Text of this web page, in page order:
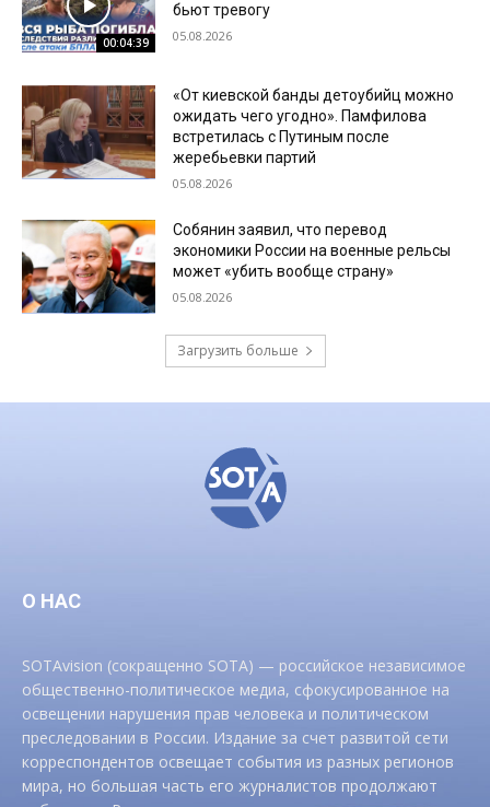
00:04:39
бьют тревогу
05.08.2026
«От киевской банды детоубийц можно
ожидать чего угодно». Памфилова
встретилась с Путиным после
жеребьевки партий
05.08.2026
Собянин заявил, что перевод
экономики России на военные рельсы
может «убить вообще страну»
05.08.2026
Загрузить больше
О НАС
SOTAvision (сокращенно SOTA) — российское независимое
общественно-политическое медиа, сфокусированное на
освещении нарушения прав человека и политическом
преследовании в России. Издание за счет развитой сети
корреспондентов освещает события из разных регионов
мира, но большая часть его журналистов продолжают